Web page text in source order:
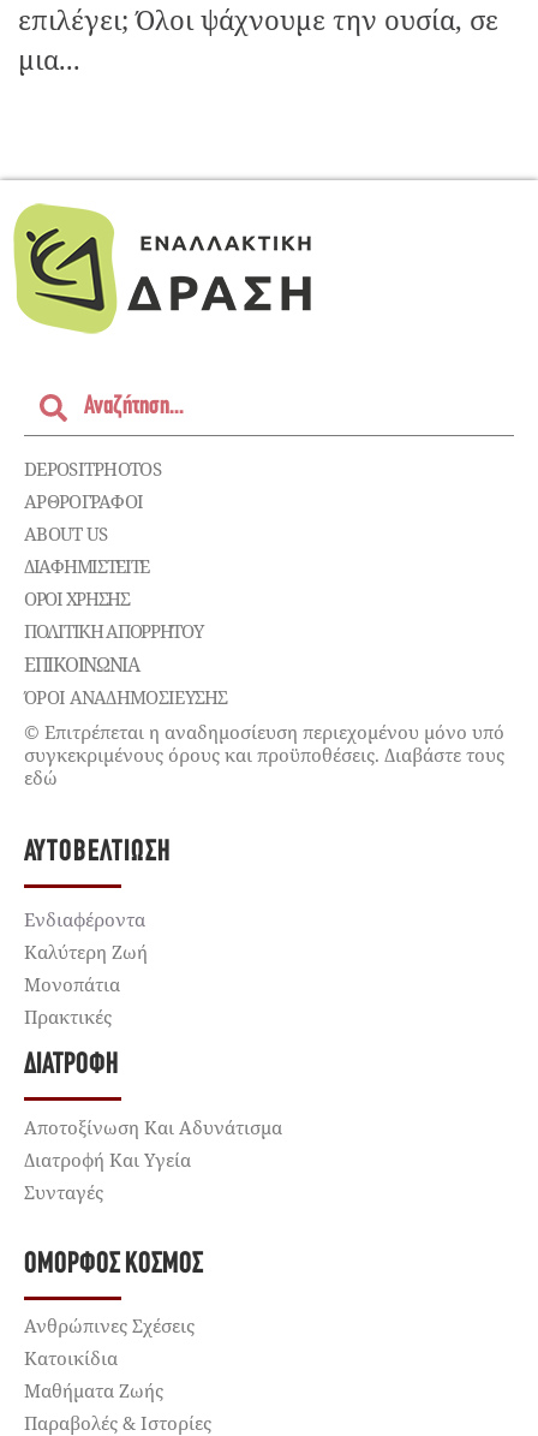
επιλέγει; Όλοι ψάχνουμε την ουσία, σε
μια...
DEPOSITPHOTOS
ΑΡΘΡΟΓΡΑΦΟΙ
ABOUT US
ΔΙΑΦΗΜΙΣΤΕΊΤΕ
ΌΡΟΙ ΧΡΉΣΗΣ
ΠΟΛΙΤΙΚΉ ΑΠΟΡΡΉΤΟΥ
ΕΠΙΚΟΙΝΩΝΊΑ
ΌΡΟΙ ΑΝΑΔΗΜΟΣΙΕΥΣΗΣ
© Επιτρέπεται η αναδημοσίευση περιεχομένου μόνο υπό
συγκεκριμένους όρους και προϋποθέσεις. Διαβάστε τους
εδώ
ΑΥΤΟΒΕΛΤΊΩΣΗ
Ενδιαφέροντα
Καλύτερη Ζωή
Μονοπάτια
Πρακτικές
ΔΙΑΤΡΟΦΉ
Αποτοξίνωση Και Αδυνάτισμα
Διατροφή Και Υγεία
Συνταγές
ΌΜΟΡΦΟΣ ΚΌΣΜΟΣ
Ανθρώπινες Σχέσεις
Κατοικίδια
Μαθήματα Ζωής
Παραβολές & Ιστορίες